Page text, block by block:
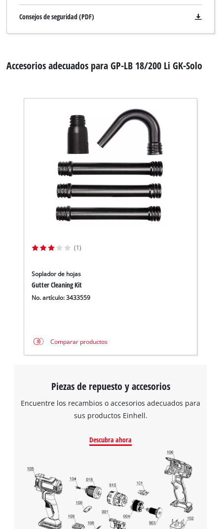
Consejos de seguridad (PDF)
Accesorios adecuados para GP-LB 18/200 Li GK-Solo
(1)
Soplador de hojas
Gutter Cleaning Kit
No. artículo: 3433559
Comparar productos
Piezas de repuesto y accesorios
Encuentre los recambios o accesorios adecuados para
sus productos Einhell.
Descubra ahora